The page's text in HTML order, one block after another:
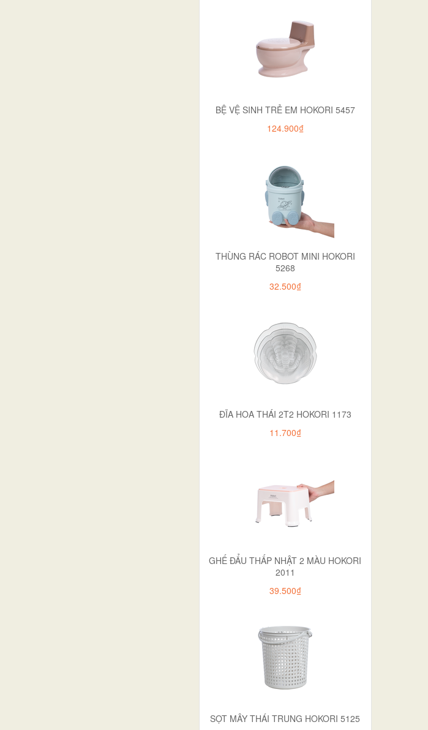
BỆ VỆ SINH TRẺ EM HOKORI 5457
124.900₫
THÙNG RÁC ROBOT MINI HOKORI
5268
32.500₫
ĐĨA HOA THÁI 2T2 HOKORI 1173
11.700₫
GHẾ ĐẨU THẤP NHẬT 2 MÀU HOKORI
2011
39.500₫
SỌT MÂY THÁI TRUNG HOKORI 5125